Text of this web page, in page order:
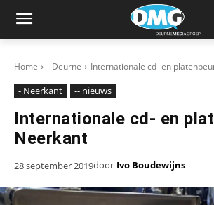
Home - Deurne Internationale cd- en
- Neerkant -- nieuws
Internationale cd- en
Neerkant
28 september 2019door Ivo Boudewijns